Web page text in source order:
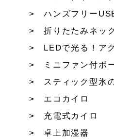
ハンズフリー
折りたたみネッ
LEDで光る！ア
ミニファン付ボ
スティック型氷
エコカイロ
充電式カイロ
卓上加湿器